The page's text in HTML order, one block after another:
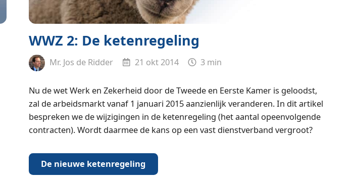
WWZ 2: De ketenregeling
Mr. Jos de Ridder 21 okt 2014 3 min
Nu de wet Werk en Zekerheid door de Tweede en Eerste Kamer is geloodst,
zal de arbeidsmarkt vanaf 1 januari 2015 aanzienlijk veranderen. In dit artikel
bespreken we de wijzigingen in de ketenregeling (het aantal opeenvolgende
contracten). Wordt daarmee de kans op een vast dienstverband vergroot?
De nieuwe ketenregeling